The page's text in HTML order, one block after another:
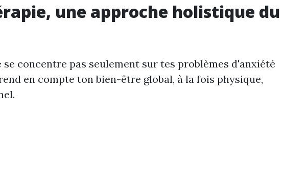
une approche holistique du
concentre pas seulement sur tes problèmes d'anxiété
en compte ton bien-être global, à la fois physique,